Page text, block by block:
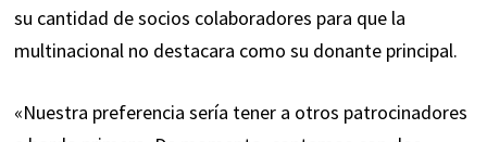
su cantidad de socios colaboradores para que la
multinacional no destacara como su donante principal.
«Nuestra preferencia sería tener a otros patrocinadores